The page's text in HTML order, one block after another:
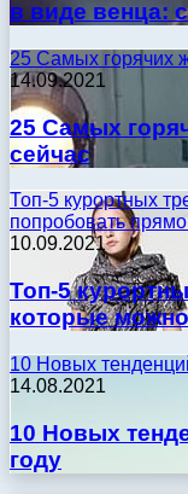
в виде венца:
25 Самых горячих
14.09.2021
25 Самых
сейчас
Топ-5 курортных
попробовать
10.09.2021
Топ-5
которые
10 Новых
14.08.2021
10 Новых
году